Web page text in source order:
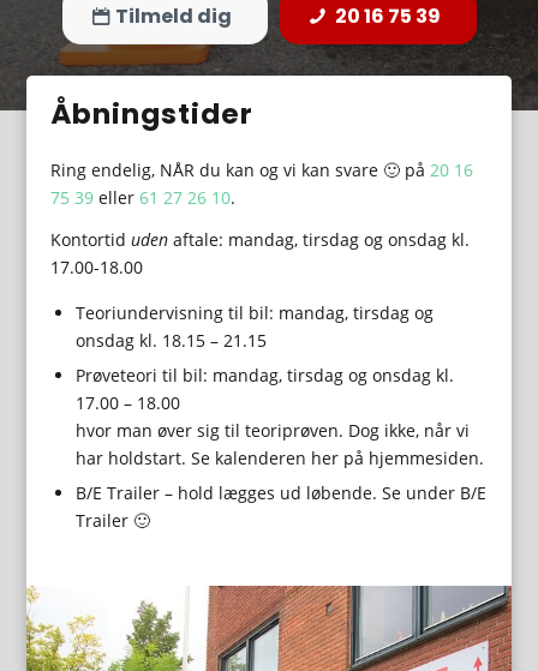
Tilmeld dig 20 16 75 39
Åbningstider
Ring endelig, NÅR du kan og vi kan svare 🙂 på20 16
75 39 eller61 27 26 10.
Kontortiduden aftale: mandag, tirsdag og onsdag kl.
17.00-18.00
Teoriundervisning til bil: mandag, tirsdag og
onsdag kl. 18.15 – 21.15
Prøveteori til bil: mandag, tirsdag og onsdag kl.
17.00 – 18.00
hvor man øver sig til teoriprøven. Dog ikke, når vi
har holdstart. Se kalenderen her på hjemmesiden.
B/E Trailer – hold lægges ud løbende. Se under B/E
Trailer 🙂